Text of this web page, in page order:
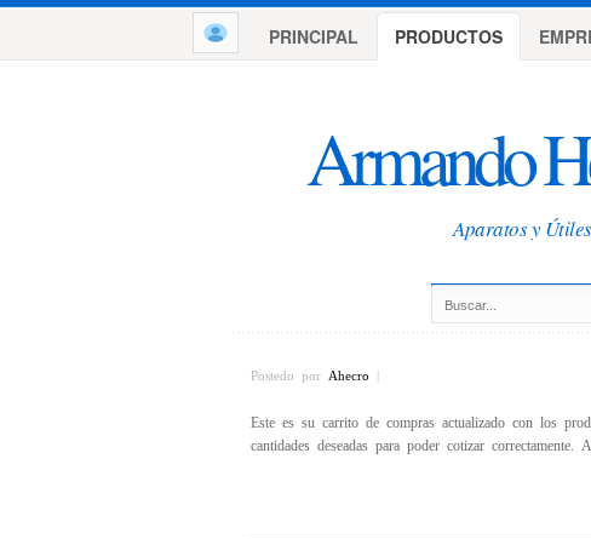
Armando
Aparatos y
PRINCIPAL PRODUCTOS
Postedo por Ahecro |
Este es su carrito de compras actualizado con los
cantidades deseadas para poder cotizar